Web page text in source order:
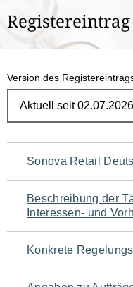
hier:
Registereintrag
Version des
Navigation
für
den
Seiteninhalt
Sonova Retail
Beschreibung der
Interessen- und
Konkrete